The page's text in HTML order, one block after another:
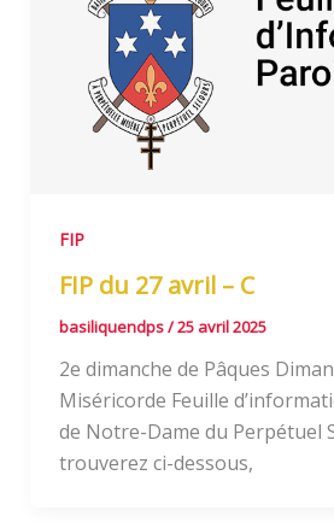
FIP
FIP du 27 avril – C
basiliquendps/25 avril 2025
2e dimanche de Pâques
Miséricorde Feuille
de Notre-Dame du Perpétuel
trouverez ci-dessous,